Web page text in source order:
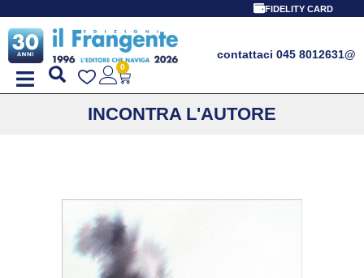
FIDELITY CARD
contattaci 045 8012631@
0
INCONTRA L'AUTORE